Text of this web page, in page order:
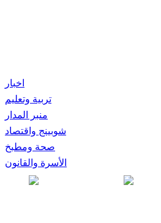
اخبار
تربية وتعليم
منبر المدار
شوبينج واقتصاد
صحة ومطبخ
الأسرة والقانون